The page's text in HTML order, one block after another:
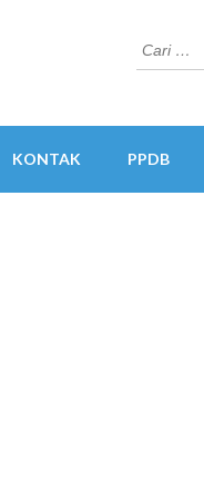
Cari
untuk:
KONTAK PPDB